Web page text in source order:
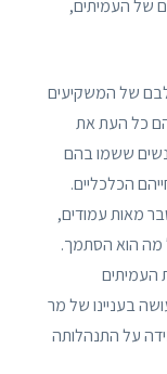
של העמיתים,
של המשקיעים
כל העת את
ששמו בהם
הכלכליים.
מאות עמודים,
מה הוא הסתמך.
העמיתים
בעניינו של מר
על התנהלותה